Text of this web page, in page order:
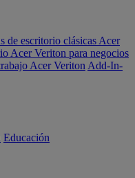
de escritorio clásicas Acer
Acer Veriton para negocios
Acer Veriton Add-In-
Educación